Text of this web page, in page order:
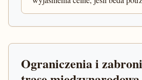
Ograniczenia i